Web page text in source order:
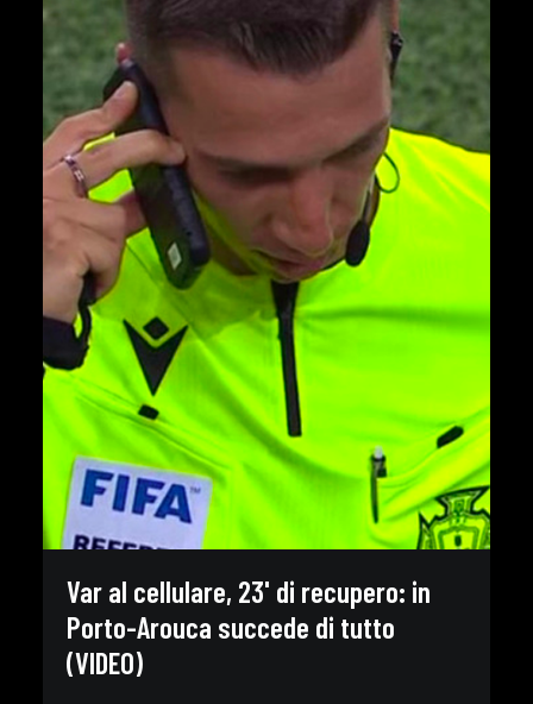
Var al cellulare, 23' di recupero: in
Porto-Arouca succede di tutto
(VIDEO)